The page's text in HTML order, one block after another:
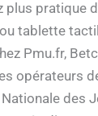
plus pratique
tablette
Pmu.fr,
opérateurs
des